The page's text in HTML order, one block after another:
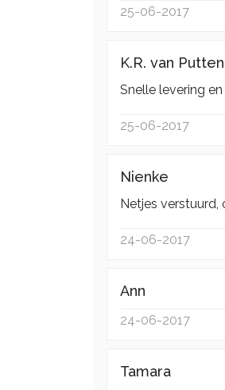
25-06-2017
K.R. van Putten
Snelle levering
25-06-2017
Nienke
Netjes verstuurd,
24-06-2017
Ann
24-06-2017
Tamara